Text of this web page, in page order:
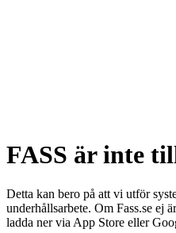
FASS är inte
Detta kan bero på att vi utför
underhållsarbete. Om Fass.se ej
ladda ner via App Store eller